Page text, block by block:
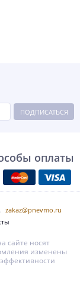
ПОДПИСАТЬСЯ
оплаты
zakaz@pnevmo.ru
сайте носят
изменены